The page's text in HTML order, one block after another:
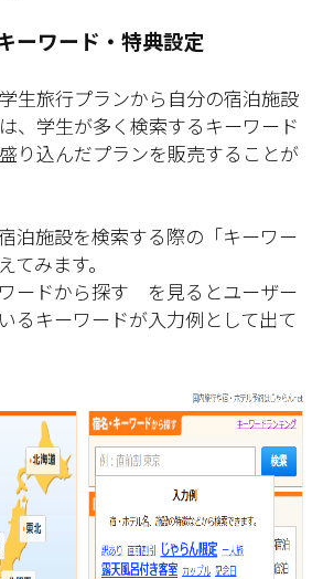
ーワード・特典設定
生旅行プランから自分の宿泊施設
、学生が多く検索するキーワード
り込んだプランを販売することが
泊施設を検索する際の「キーワー
てみます。
ードから探す を見るとユーザー
るキーワードが入力例として出て